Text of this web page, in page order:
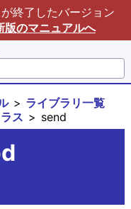
終了したバージョン
版のマニュアルへ
ライブラリ一覧
ス send